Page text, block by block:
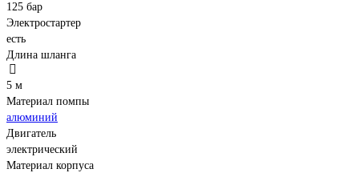
125 бар
Электростартер
есть
Длина шланга
5 м
Материал помпы
алюминий
Двигатель
электрический
Материал корпуса